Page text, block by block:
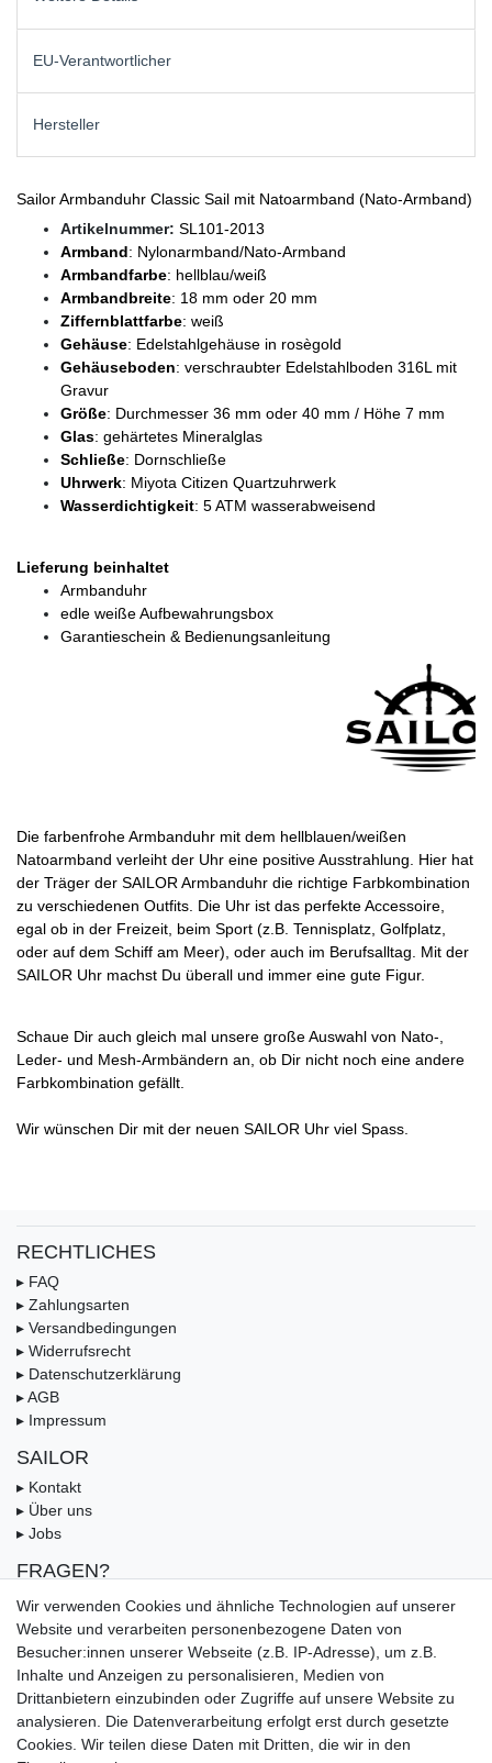
EU-Verantwortlicher
Hersteller
Sailor Armbanduhr Classic Sail mit Natoarmband (Nato-Armband)
Artikelnummer: SL101-2013
Armband: Nylonarmband/Nato-Armband
Armbandfarbe: hellblau/weiß
Armbandbreite: 18 mm oder 20 mm
Ziffernblattfarbe: weiß
Gehäuse: Edelstahlgehäuse in rosègold
Gehäuseboden: verschraubter Edelstahlboden 316L mit
Gravur
Größe: Durchmesser 36 mm oder 40 mm / Höhe 7 mm
Glas: gehärtetes Mineralglas
Schließe: Dornschließe
Uhrwerk: Miyota Citizen Quartzuhrwerk
Wasserdichtigkeit: 5 ATM wasserabweisend
Lieferung beinhaltet
Armbanduhr
edle weiße Aufbewahrungsbox
Garantieschein & Bedienungsanleitung
Die farbenfrohe Armbanduhr mit dem hellblauen/weißen
Natoarmband verleiht der Uhr eine positive Ausstrahlung. Hier hat
der Träger der SAILOR Armbanduhr die richtige Farbkombination
zu verschiedenen Outfits. Die Uhr ist das perfekte Accessoire,
egal ob in der Freizeit, beim Sport (z.B. Tennisplatz, Golfplatz,
oder auf dem Schiff am Meer), oder auch im Berufsalltag. Mit der
SAILOR Uhr machst Du überall und immer eine gute Figur.
Schaue Dir auch gleich mal unsere große Auswahl von Nato-,
Leder- und Mesh-Armbändern an, ob Dir nicht noch eine andere
Farbkombination gefällt.
Wir wünschen Dir mit der neuen SAILOR Uhr viel Spass.
RECHTLICHES
▸ FAQ
▸ Zahlungsarten
▸ Versandbedingungen
▸ Widerrufsrecht
▸ Datenschutzerklärung
▸ AGB
▸ Impressum
SAILOR
▸ Kontakt
▸ Über uns
▸ Jobs
FRAGEN?
▸ FAQ
▸ Zahlungsarten
▸ Versandbedingungen
▸ Gutschein
UNSERE ZAHLUNGSMÖGLICKEITEN
Wir verwenden Cookies und ähnliche Technologien auf unserer
Website und verarbeiten personenbezogene Daten von
Besucher:innen unserer Webseite (z.B. IP-Adresse), um z.B.
Inhalte und Anzeigen zu personalisieren, Medien von
Drittanbietern einzubinden oder Zugriffe auf unsere Website zu
analysieren. Die Datenverarbeitung erfolgt erst durch gesetzte
Cookies. Wir teilen diese Daten mit Dritten, die wir in den